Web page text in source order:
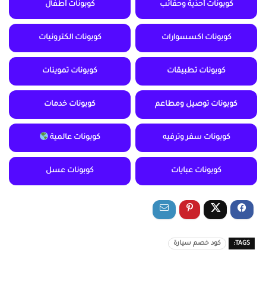
كوبونات أحذية وحقائب كوبونات أطفال
كوبونات اكسسوارات كوبونات الكترونيات
كوبونات تطبيقات كوبونات تموينات
كوبونات توصيل ومطاعم كوبونات خدمات
كوبونات سفر وترفيه كوبونات عالمية
كوبونات عبايات كوبونات عسل
TAGS: كود خصم سيارة